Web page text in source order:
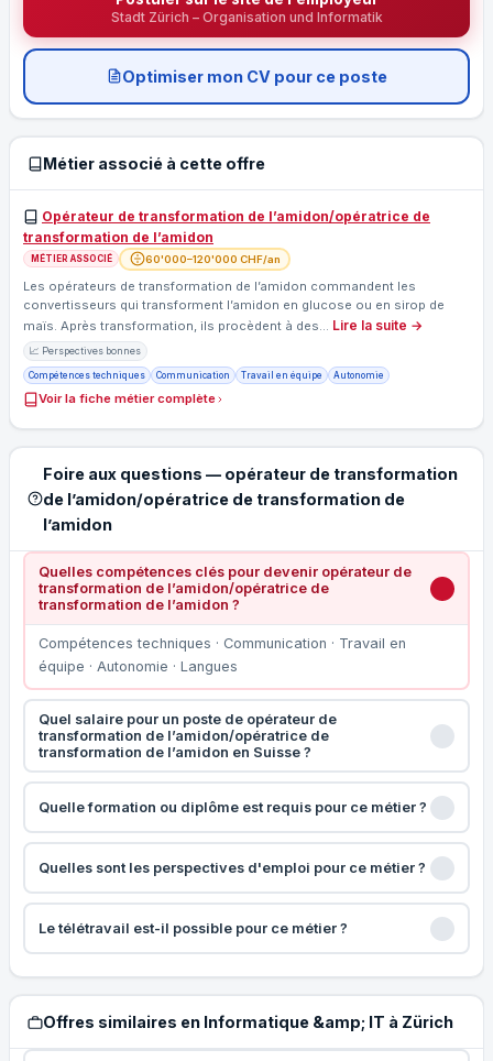
Stadt Zürich – Organisation und Informatik
Optimiser mon CV pour ce poste
Métier associé à cette offre
Opérateur de transformation de l’amidon/opératrice de
transformation de l’amidon
MÉTIER ASSOCIÉ 60'000–120'000 CHF/an
Les opérateurs de transformation de l’amidon commandent les
convertisseurs qui transforment l’amidon en glucose ou en sirop de
maïs. Après transformation, ils procèdent à des… Lire la suite →
📈 Perspectives bonnes
Compétences techniques Communication Travail en équipe Autonomie
Voir la fiche métier complète
Foire aux questions — opérateur de transformation
de l’amidon/opératrice de transformation de
l’amidon
Quelles compétences clés pour devenir opérateur de
transformation de l’amidon/opératrice de
transformation de l’amidon ?
Compétences techniques · Communication · Travail en
équipe · Autonomie · Langues
Quel salaire pour un poste de opérateur de
transformation de l’amidon/opératrice de
transformation de l’amidon en Suisse ?
Quelle formation ou diplôme est requis pour ce métier ?
Quelles sont les perspectives d'emploi pour ce métier ?
Le télétravail est-il possible pour ce métier ?
Offres similaires en Informatique &amp; IT à Zürich